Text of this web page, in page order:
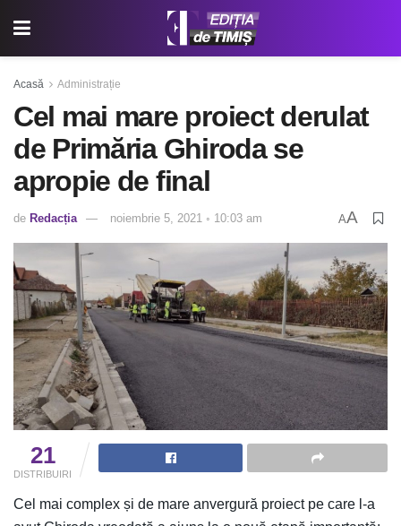
Acasă Administrație
Cel mai mare proiect derulat
de Primăria Ghiroda se
apropie de final
de Redacția noiembrie 5, 2021 ◦ 10:03 am AA
21
DISTRIBUIRI
Cel mai complex și de mare anvergură proiect pe care l-a